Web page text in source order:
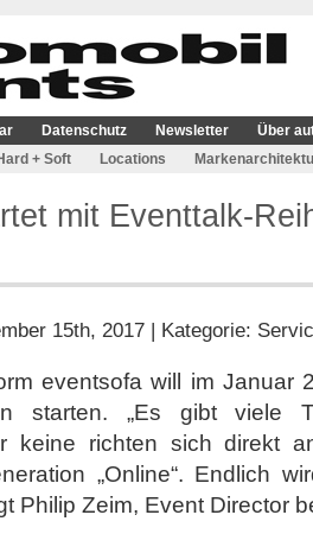
Datenschutz Newsletter
Über
+ Soft Locations
mit Eventtalk-
15th, 2017 | Kategorie:
eventsofa will im Januar
starten. „Es gibt viele
keine richten sich direkt
„Online“. Endlich
Philip Zeim, Event Director